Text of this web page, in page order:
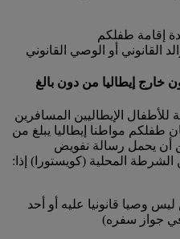
إقامة طفلكم
القانوني أو الوصي القانوني
خارج إيطاليا من دون بالغ
الإيطاليين المسافرين
طفلكم مواطنا إيطاليا يبلغ من
عاما، يتعين أن يحمل رسالة تفويض
المحلية (كويستورا) إذا:
وصيا قانونيا عليه أو أحد
في جواز سفره)